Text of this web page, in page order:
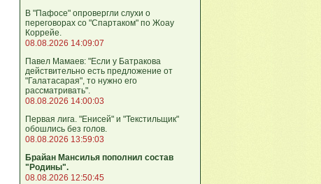
В "Пафосе" опровергли слухи о
переговорах со "Спартаком" по Жоау
Коррейе.
08.08.2026 14:09:07
Павел Мамаев: "Если у Батракова
действительно есть предложение от
"Галатасарая", то нужно его
рассматривать".
08.08.2026 14:00:03
Первая лига. "Енисей" и "Текстильщик"
обошлись без голов.
08.08.2026 13:59:03
Брайан Мансилья пополнил состав
"Родины".
08.08.2026 12:50:45